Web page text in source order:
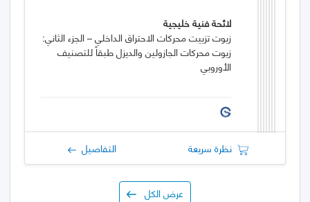
لائحة فنية خليجية
زيوت تزييت محركات الاحتراق الداخلي – الجزء الثاني:
زيوت محركات الجازولين والديزل طبقاً للتصنيف
الأوروبي
نظرة سريعة التفاصيل
عرض الكل